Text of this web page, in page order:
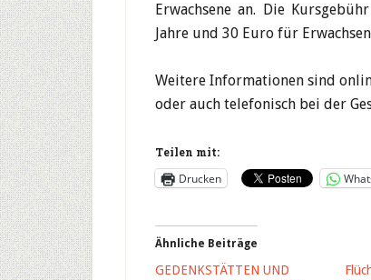
Erwachsene an. Die
Jahre und 30 Euro für
Weitere Informationen sind
oder auch telefonisch bei der
Teilen mit:
Drucken
Ähnliche Beiträge
GEDENKSTÄTTEN UND